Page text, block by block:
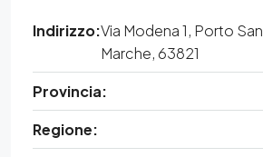
Indirizzo:Via Modena 1, Porto
Marche, 63821
Provincia:
Regione: